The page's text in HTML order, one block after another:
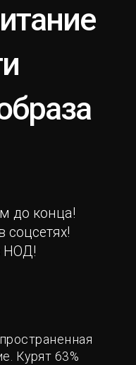
до конца!
НОД!
Курят 63%